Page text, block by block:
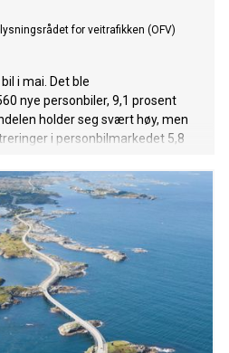
for veitrafikken (OFV)
i mai. Det ble
nye personbiler, 9,1 prosent
holder seg svært høy, men
i personbilmarkedet 5,8